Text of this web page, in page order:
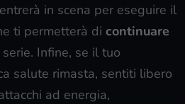
in scena per eseguire il
ti permetterà di continuare
serie. Infine, se il tuo
salute rimasta, sentiti libero
ad energia,